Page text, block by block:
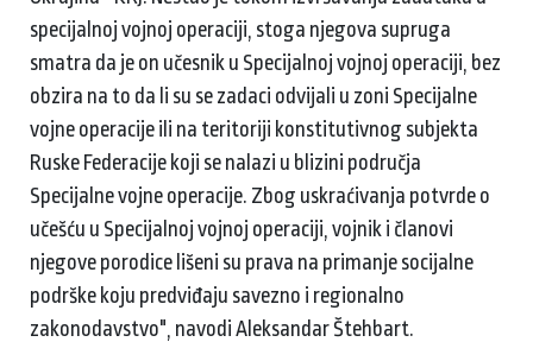
specijalnoj vojnoj operaciji, stoga njegova supruga
smatra da je on učesnik u Specijalnoj vojnoj operaciji, bez
obzira na to da li su se zadaci odvijali u zoni Specijalne
vojne operacije ili na teritoriji konstitutivnog subjekta
Ruske Federacije koji se nalazi u blizini područja
Specijalne vojne operacije. Zbog uskraćivanja potvrde o
učešću u Specijalnoj vojnoj operaciji, vojnik i članovi
njegove porodice lišeni su prava na primanje socijalne
podrške koju predviđaju savezno i regionalno
zakonodavstvo", navodi Aleksandar Štehbart.